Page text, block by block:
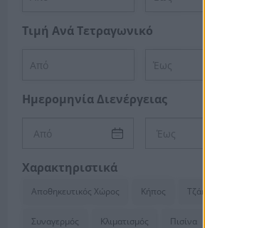
Τιμή Ανά Τετραγωνικό
Ημερομηνία Διενέργειας
Χαρακτηριστικά
Αποθηκευτικός Χώρος Κήπος Τζάκι
Συναγερμός Κλιματισμός Πισίνα